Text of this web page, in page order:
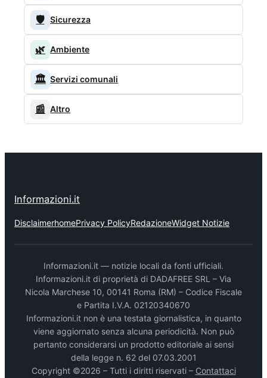
🛡️ Sicurezza
🌿 Ambiente
🏛️ Servizi comunali
📰 Altro
Informazioni.it
DisclaimerhomePrivacy PolicyRedazioneWidget Notizie
Informazioni.it — notizie locali da fonti ufficiali.
Informazioni.it di proprietà di DADAFREE SRL – Via
Nicola Marchese 10, 00141 Roma (RM) – Codice Fiscale
e Partita I.V.A. 02120340670
Informazioni.it non è una testata giornalistica, in quanto
viene aggiornato senza alcuna periodicità. Non può
pertanto considerarsi un prodotto editoriale ai sensi
della legge n. 62 del 07.03.2001
Copyright ©2026 – Tutti i diritti riservati – Contattaci